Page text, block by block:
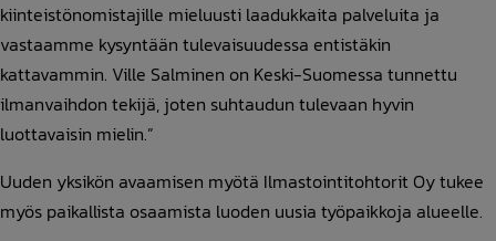
kiinteistönomistajille mieluusti laadukkaita palveluita ja
vastaamme kysyntään tulevaisuudessa entistäkin
kattavammin. Ville Salminen on Keski-Suomessa tunnettu
ilmanvaihdon tekijä, joten suhtaudun tulevaan hyvin
luottavaisin mielin.”
Uuden yksikön avaamisen myötä Ilmastointitohtorit Oy tukee
myös paikallista osaamista luoden uusia työpaikkoja alueelle.